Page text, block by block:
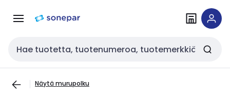
navigointiinsisältöön
Haku
Näytä murupolku